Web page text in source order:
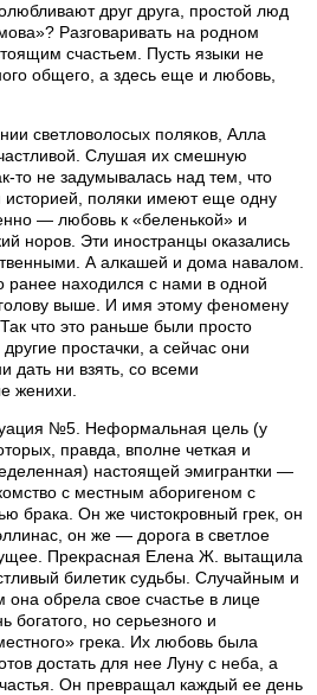
друг друга, простой люд
Разговаривать на родном
счастьем. Пусть языки не
общего, а здесь еще и любовь,
светловолосых поляков, Алла
Слушая их смешную
то не задумывалась над тем, что
поляки имеют еще одну
— любовь к «беленькой» и
норов. Эти иностранцы оказались
А алкашей и дома навалом.
ранее находился с нами в одной
выше. И имя этому феномену
что это раньше были просто
простачки, а сейчас они
ни взять, со всеми
женихи.
№5. Неформальная цель (у
правда, вполне четкая и
настоящей эмигрантки —
с местным аборигеном с
брака. Он же чистокровный грек, он
он же — дорога в светлое
Прекрасная Елена Ж. вытащила
билетик судьбы. Случайным и
обрела свое счастье в лице
богатого, но серьезного и
грека. Их любовь была
достать для нее Луну с неба, а
Он превращал каждый ее день